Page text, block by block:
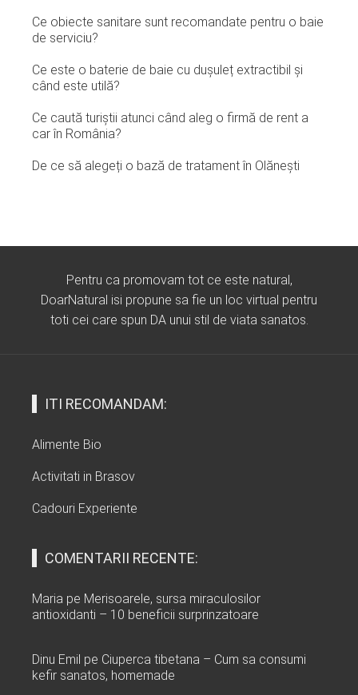
Ce obiecte sanitare sunt recomandate pentru o baie
de serviciu?
Ce este o baterie de baie cu dușuleț extractibil și
când este utilă?
Ce caută turiștii atunci când aleg o firmă de rent a
car în România?
De ce să alegeți o bază de tratament în Olănești
Pentru ca promovam tot ce este natural,
DoarNatural isi propune sa fie un loc virtual pentru
toti cei care spun DA unui stil de viata sanatos.
ITI RECOMANDAM:
Alimente Bio
Activitati in Brasov
Cadouri Experiente
COMENTARII RECENTE:
Maria pe Merisoarele, sursa miraculosilor
antioxidanti – 10 beneficii surprinzatoare
Dinu Emil pe Ciuperca tibetana – Cum sa consumi
kefir sanatos, homemade